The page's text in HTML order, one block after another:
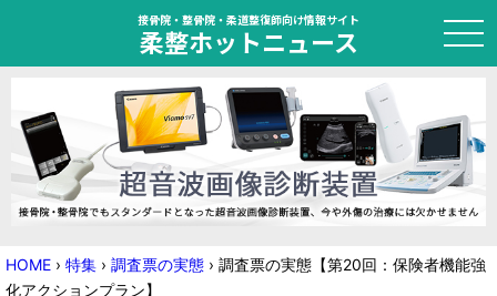
接骨院・整骨院・柔道整復師向け情報サイト
柔整ホットニュース
HOME
トピック
ニュース
HOME › 特集 › 調査票の実態 › 調査票の実態【第20回：保険者機能強
化アクションプラン】